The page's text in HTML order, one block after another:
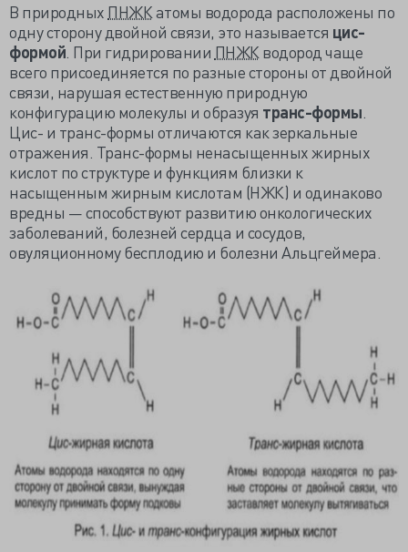
В природных ПНЖКатомы водорода расположены по
одну сторону двойной связи, это называется цис-
формой . При гидрировании ПНЖК водород чаще
всего присоединяется по разные стороны от двойной
связи, нарушая естественную природную
конфигурацию молекулы и образуя транс-формы
Цис- и транс-формы отличаются как зеркальные
отражения. Транс-формы ненасыщенных жирных
кислот по структуре и функциям близки к
насыщенным жирным кислотам (НЖК) и одинаково
вредны — способствуют развитию онкологических
заболеваний, болезней сердца и сосудов,
овуляционному бесплодию и болезни Альцгеймера.